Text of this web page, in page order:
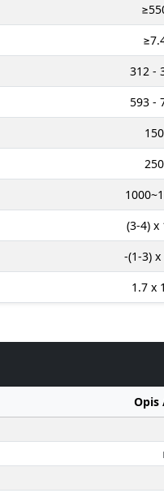
312 -
593 -
150
250
(3-4) x
-(1-3) x
1.7 x
Opis